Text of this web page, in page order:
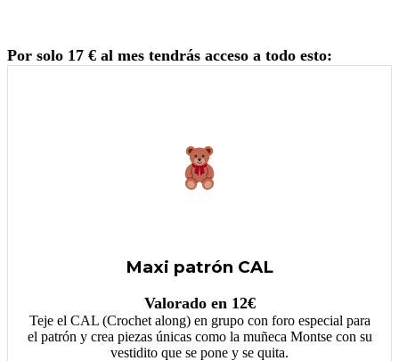
Por solo 17 € al mes tendrás acceso a todo esto:
Maxi patrón CAL
Valorado en 12€
Teje el CAL (Crochet along) en grupo con foro especial para
el patrón y crea piezas únicas como la muñeca Montse con su
vestidito que se pone y se quita.